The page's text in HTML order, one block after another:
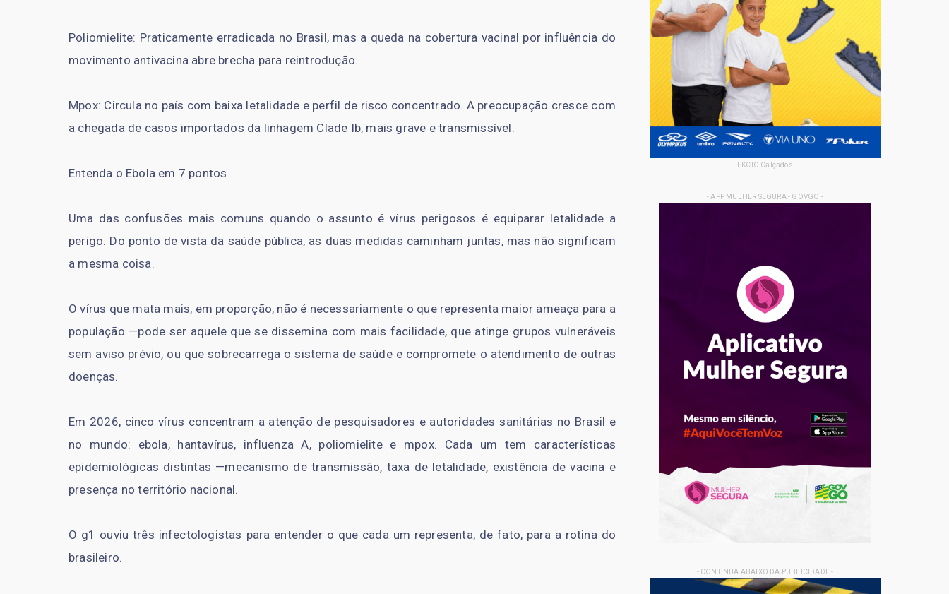
Poliomielite: Praticamente erradicada no Brasil, mas a queda na cobertura vacinal por influência do
movimento antivacina abre brecha para reintrodução.
Mpox: Circula no país com baixa letalidade e perfil de risco concentrado. A preocupação cresce com
a chegada de casos importados da linhagem Clade Ib, mais grave e transmissível.
Entenda o Ebola em 7 pontos
Uma das confusões mais comuns quando o assunto é vírus perigosos é equiparar letalidade a
perigo. Do ponto de vista da saúde pública, as duas medidas caminham juntas, mas não significam
a mesma coisa.
O vírus que mata mais, em proporção, não é necessariamente o que representa maior ameaça para a
população —pode ser aquele que se dissemina com mais facilidade, que atinge grupos vulneráveis
sem aviso prévio, ou que sobrecarrega o sistema de saúde e compromete o atendimento de outras
doenças.
Em 2026, cinco vírus concentram a atenção de pesquisadores e autoridades sanitárias no Brasil e
no mundo: ebola, hantavírus, influenza A, poliomielite e mpox. Cada um tem características
epidemiológicas distintas —mecanismo de transmissão, taxa de letalidade, existência de vacina e
presença no território nacional.
O g1 ouviu três infectologistas para entender o que cada um representa, de fato, para a rotina do
brasileiro.
LKCIO Calçados
- APP MULHER SEGURA - GOVGO -
- CONTINUA ABAIXO DA PUBLICIDADE -